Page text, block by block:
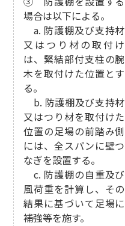
場合は以下による。
a. 防護棚及び支持材
又はつり材の取付け
は、緊結部付支柱の腕
木を取付けた位置とす
る。
b. 防護棚及び支持材
又はつり材を取付けた
位置の足場の前踏み側
には、全スパンに壁つ
なぎを設置する。
c. 防護棚の自重及び
風荷重を計算し、その
結果に基づいて足場に
補強等を施す。